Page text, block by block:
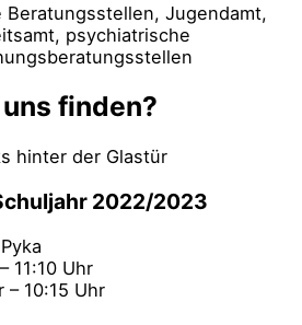
Beratungsstellen, Jugendamt,
psychiatrische
finden?
hinter der Glastür
2022/2023
11:10 Uhr
– 10:15 Uhr